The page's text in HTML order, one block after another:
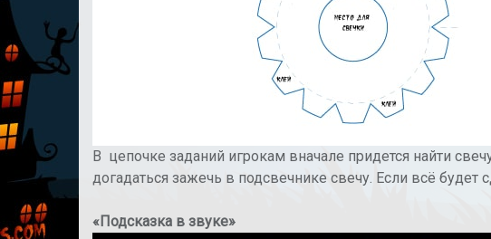
В цепочке заданий игрокам вначале придется найти
догадаться зажечь в подсвечнике свечу. Если всё будет
«Подсказка в звуке»